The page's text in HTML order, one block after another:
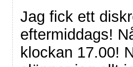
Jag fick ett
eftermiddags!
klockan 17.00!